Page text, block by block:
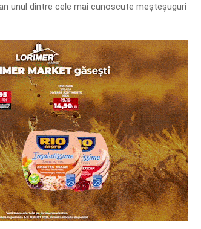
unul dintre cele mai cunoscute meșteșuguri